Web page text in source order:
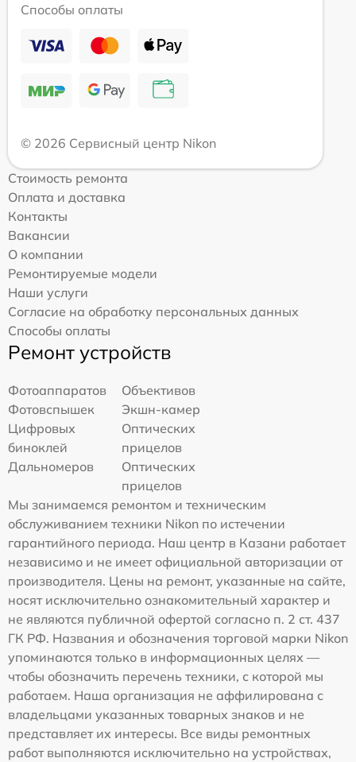
Способы оплаты
© 2026 Сервисный центр Nikon
Стоимость ремонта
Оплата и доставка
Контакты
Вакансии
О компании
Ремонтируемые модели
Наши услуги
Согласие на обработку персональных данных
Способы оплаты
Ремонт устройств
Фотоаппаратов
Объективов
Фотовспышек
Экшн-камер
Цифровых
биноклей
Оптических
прицелов
Дальномеров
Оптических
прицелов
Мы занимаемся ремонтом и техническим
обслуживанием техники Nikon по истечении
гарантийного периода. Наш центр в Казани работает
независимо и не имеет официальной авторизации от
производителя. Цены на ремонт, указанные на сайте,
носят исключительно ознакомительный характер и
не являются публичной офертой согласно п. 2 ст. 437
ГК РФ. Названия и обозначения торговой марки Nikon
упоминаются только в информационных целях —
чтобы обозначить перечень техники, с которой мы
работаем. Наша организация не аффилирована с
владельцами указанных товарных знаков и не
представляет их интересы. Все виды ремонтных
работ выполняются исключительно на устройствах,